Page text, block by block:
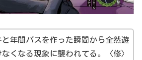
と年間パスを作った瞬間から全然遊
くなる現象に襲われてる。〈修〉